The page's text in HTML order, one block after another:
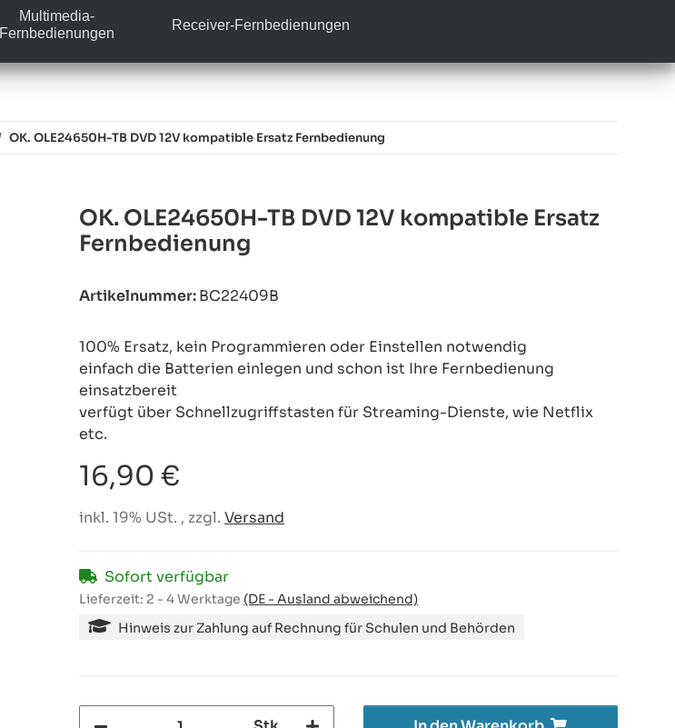
Multimedia-
Fernbedienungen
Receiver-Fernbedienungen
OK. OLE24650H-TB DVD 12V kompatible Ersatz Fernbedienung
OK. OLE24650H-TB DVD 12V kompatible Ersatz
Fernbedienung
Artikelnummer:BC22409B
100% Ersatz, kein Programmieren oder Einstellen notwendig
einfach die Batterien einlegen und schon ist Ihre Fernbedienung
einsatzbereit
verfügt über Schnellzugriffstasten für Streaming-Dienste, wie Netflix
etc.
16,90 €
inkl. 19% USt. , zzgl. Versand
Sofort verfügbar
Lieferzeit: 2 - 4 Werktage (DE - Ausland abweichend)
Hinweis zur Zahlung auf Rechnung für Schulen und Behörden